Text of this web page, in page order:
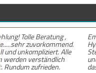
Empfehlung! Hatte mein MG ZS
Hybrid+ bei Dehn Automobile in
Stendal gekauft. Die Beratung
und Kaufabwicklung Top kann
das Autohaus nur empfehlen .